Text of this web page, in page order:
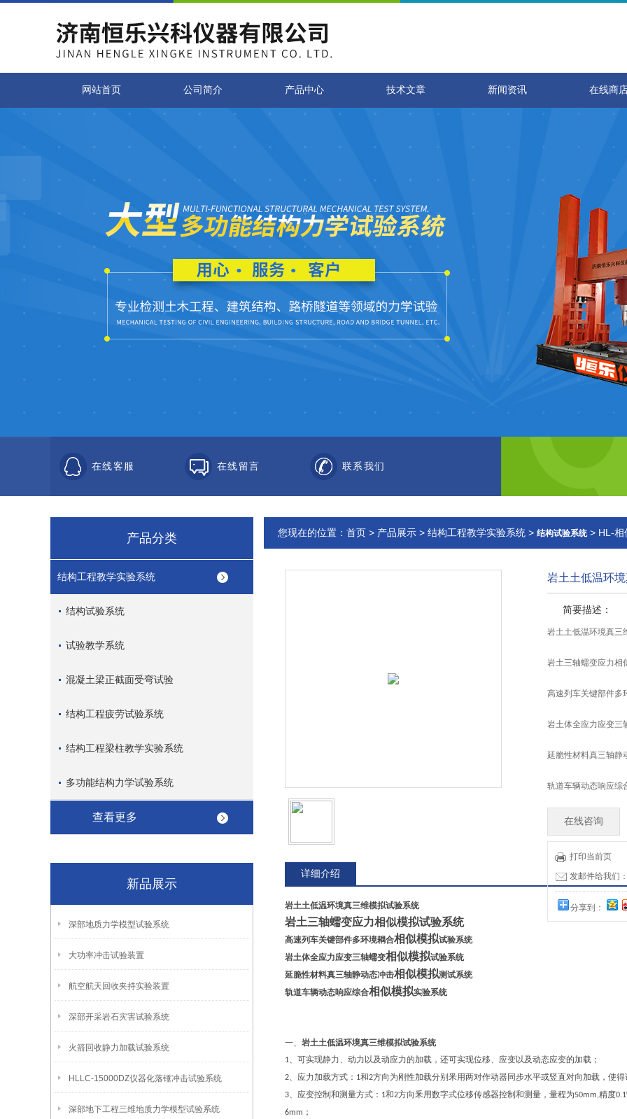
网站首页 公司简介 产品中心 技术文章 新闻资讯 在线商
在线客服 在线留言 联系我们
产品分类
结构工程教学实验系统
结构试验系统
试验教学系统
混凝土梁正截面受弯试验
结构工程疲劳试验系统
结构工程梁柱教学实验系统
多功能结构力学试验系统
查看更多
新品展示
深部地质力学模型试验系统
大功率冲击试验装置
航空航天回收夹持实验装置
深部开采岩石灾害试验系统
火箭回收静力加载试验系统
HLLC-15000DZ仪器化落锤冲击试验系统
深部地下工程三维地质力学模型试验系统
您现在的位置： 首页 > 产品展示 > 结构工程教学实验系统 > 结构试验系统> HL-相
岩土土低温环
简要描述：
岩土土低温环境真三
岩土三轴蠕变应力相
高速列车关键部件多
岩土体全应力应变三
延脆性材料真三轴静
轨道车辆动态响应综
在线咨询
打印当前页
发邮件给我们
分享到：
详细介绍
岩土土低温环境真三维模拟试验系统
岩土三轴蠕变应力相似模拟试验系统
高速列车关键部件多环境耦合相似模拟试验系统
岩土体全应力应变三轴蠕变相似模拟试验系统
延脆性材料真三轴静动态冲击相似模拟测试系统
轨道车辆动态响应综合相似模拟实验系统
一、 岩土土低温环境真三维模拟试验系统
1、可实现静力、动力以及动应力的加载，还可实现位移、应变以及动态应变的加载；
2、应力加载方式： 1和2方向为刚性加载分别釆用两对作动器同步水平或竖直对向加载，使
3、应变控制和测量方式： 1和2方向釆用数字式位移传感器控制和测量，量程为50mm,精度
6mm ；